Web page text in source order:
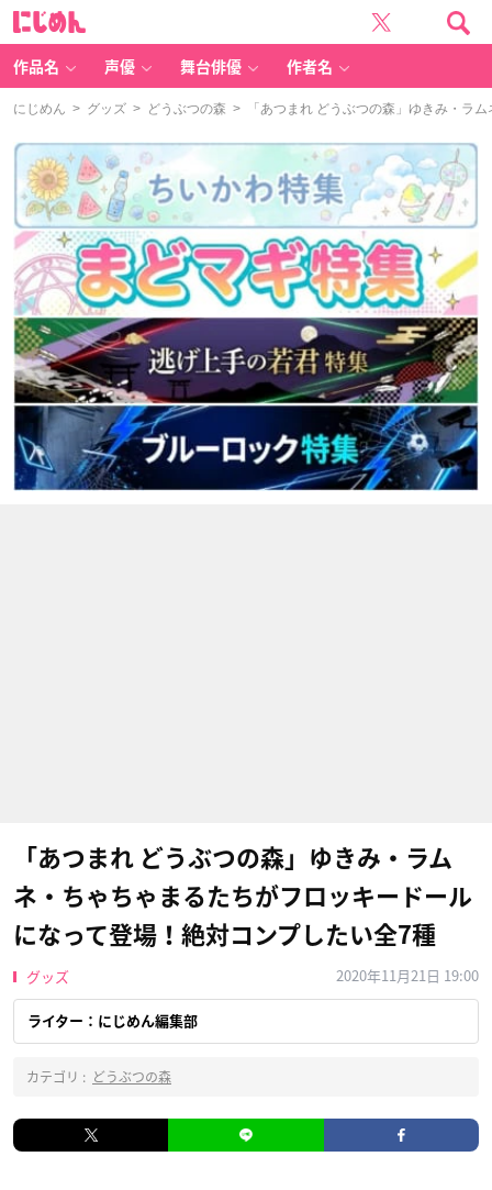
作品名 声優 舞台俳優 作者名
にじめん > グッズ > どうぶつの森 > 「あつまれ どうぶつの森」ゆきみ・ラ
「あつまれ どうぶつの森」ゆきみ・ラム
ネ・ちゃちゃまるたちがフロッキードール
になって登場！絶対コンプしたい全7種
グッズ 2020年11月21日 19:00
ライター：にじめん編集部
カテゴリ : どうぶつの森